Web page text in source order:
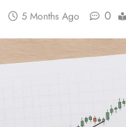
5 Months Ago 0